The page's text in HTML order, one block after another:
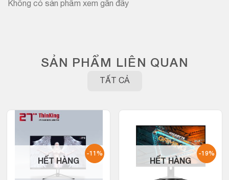
Không có sản phẩm xem gần đây
SẢN PHẨM LIÊN QUAN
TẤT CẢ
-11%
HẾT HÀNG
-19%
HẾT HÀNG